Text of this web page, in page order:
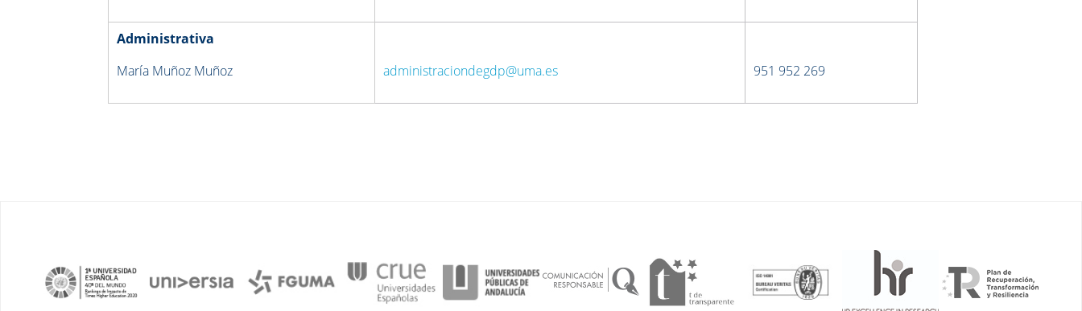
Administrativa
María Muñoz Muñoz
administraciondegdp@uma.es 951 952 269